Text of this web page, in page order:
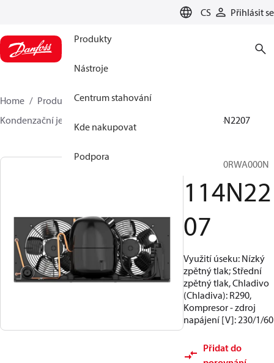
CS Přihlásit se
Produkty
Nástroje
Centrum stahování
Kde nakupovat
Podpora
Home Produkty
Climate Solutions pro chlazení
Kondenzační jednotky
114N2207
LGNM0150RWA000N​
114N22
07
Využití úseku: Nízký
zpětný tlak; Střední
zpětný tlak, Chladivo
(Chladiva): R290,
Kompresor - zdroj
napájení [V]: 230/1/60
Přidat do